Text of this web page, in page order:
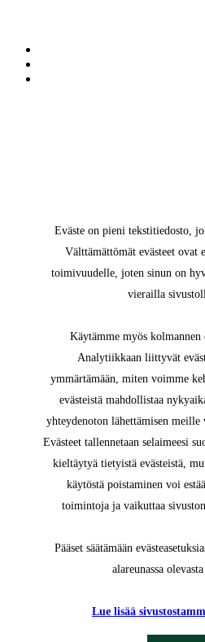
Eväste on pieni tekstitiedosto,
Välttämättömät evästeet ovat
toimivuudelle, joten sinun on
vierailla
Käytämme myös kolmannen
Analytiikkaan liittyvät
ymmärtämään, miten voimme
evästeistä mahdollistaa
yhteydenoton lähettämisen
Evästeet tallennetaan selaimeesi
kieltäytyä tietyistä evästeistä,
käytöstä poistaminen voi
toimintoja ja vaikuttaa
Pääset säätämään
alareunassa
Lue lisää